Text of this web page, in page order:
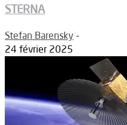
STERNA
Stefan Barensky -
24 février 2025